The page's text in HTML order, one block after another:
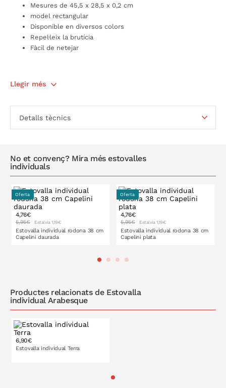
Mesures de 45,5 x 28,5 x 0,2 cm
model rectangular
Disponible en diversos colors
Repel·leix la brutícia
Fàcil de netejar
Llegir més
Detalls tècnics
No et convenç? Mira més estovalles
individuals
Oferta
4,76€
5,95€ Estalvia 1,19€
Estovalla individual rodona 38 cm
Capelini daurada
Oferta
4,76€
5,95€ Estalvia 1,19€
Estovalla individual rodona 38 cm
Capelini plata
Productes relacionats de Estovalla
individual Arabesque
6,90€
Estovalla individual Terra